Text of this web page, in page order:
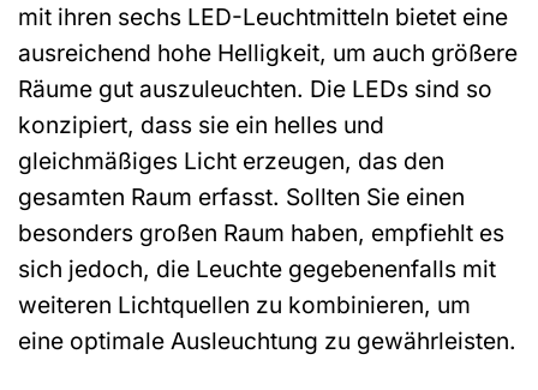
mit ihren sechs LED-Leuchtmitteln bietet eine
ausreichend hohe Helligkeit, um auch größere
Räume gut auszuleuchten. Die LEDs sind so
konzipiert, dass sie ein helles und
gleichmäßiges Licht erzeugen, das den
gesamten Raum erfasst. Sollten Sie einen
besonders großen Raum haben, empfiehlt es
sich jedoch, die Leuchte gegebenenfalls mit
weiteren Lichtquellen zu kombinieren, um
eine optimale Ausleuchtung zu gewährleisten.